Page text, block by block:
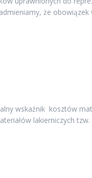
że
wskaźnik kosztów
lakierniczych